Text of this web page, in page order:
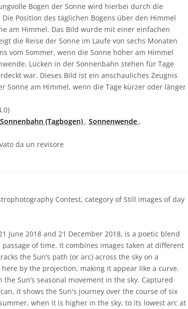
Bogen der Sonne wird hierbei durch die
Position des täglichen Bogens über den Himmel
am Himmel. Das Bild wurde mit einer einfachen
die Reise der Sonne im Laufe von sechs Monaten
vom Sommer, wenn die Sonne höher am Himmel
Lücken in der Sonnenbahn stehen für Tage
war. Dieses Bild ist ein anschauliches Zeugnis
Sonne am Himmel, wenn die Tage kürzer oder länger
Sonnenbahn (Tagbogen) , Sonnenwende ,
da un revisore
Contest, category of Still images of day
June 2018 and 21 December 2018, is a poetic blend
of time. It combines images taken at different
the Sun’s path (or arc) across the sky on a
by the projection, making it appear like a curve.
Sun’s seasonal movement in the sky. Captured
it shows the Sun's journey over the course of six
when it is higher in the sky, to its lowest arc at